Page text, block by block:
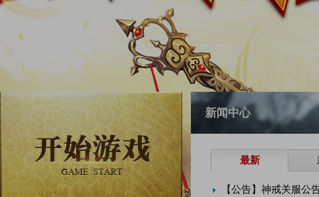
新闻中心
最新
【公告】 神戒关服公